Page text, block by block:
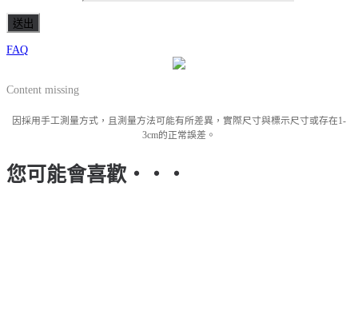
FAQ
Content missing
因採用手工測量方式，且測量方法可能有所差異，實際尺寸與標示尺寸或存在1-
3cm的正常誤差。
您可能會喜歡‧‧‧